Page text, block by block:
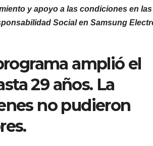
y apoyo a las condiciones en
Social en Samsung
amplió el
29 años. La
no pudieron